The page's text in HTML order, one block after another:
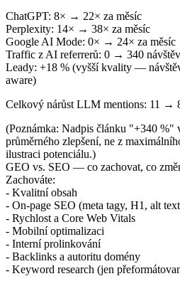
ChatGPT: 8× → 22× za měsíc
Perplexity: 14× → 38× za měsíc
Google AI Mode: 0× → 24× za měsíc
Traffic z AI referrerů: 0 → 340
Leady: +18 % (vyšší kvality —
aware)
Celkový nárůst LLM mentions: 11 →
(Poznámka: Nadpis článku "+340 %"
průměrného zlepšení, ne z
ilustraci potenciálu.)
GEO vs. SEO — co zachovat, co
Zachováte:
- Kvalitní obsah
- On-page SEO (meta tagy, H1, alt
- Rychlost a Core Web Vitals
- Mobilní optimalizaci
- Interní prolinkování
- Backlinks a autoritu domény
- Keyword research (jen